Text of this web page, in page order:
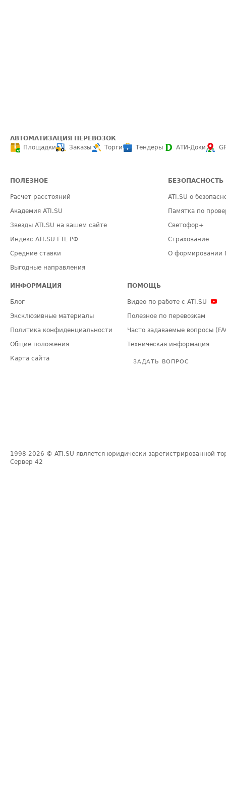
АВТОМАТИЗАЦИЯ ПЕРЕВОЗОК
Площадки
Заказы Торги Тендеры АТИ-Доки
ПОЛЕЗНОЕ
Расчет расстояний
Академия ATI.SU
Звезды ATI.SU на вашем сайте
Индекс ATI.SU FTL РФ
Средние ставки
Выгодные направления
БЕЗОПАСНОСТЬ
ATI.SU о
Памятка по
Светофор+
Страхование
О формировании
ИНФОРМАЦИЯ
Блог
Эксклюзивные материалы
Политика конфиденциальности
Общие положения
Карта сайта
ПОМОЩЬ
Видео по работе с ATI.SU
Полезное по перевозкам
Часто задаваемые вопросы
Техническая информация
ЗАДАТЬ ВОПРОС
1998-2026 © ATI.SU является юридически зарегистрированной
Сервер 42